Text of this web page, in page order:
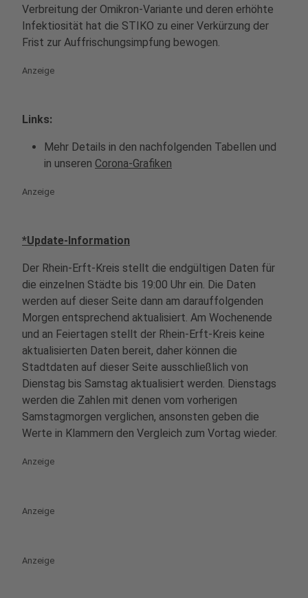
Verbreitung der Omikron-Variante und deren erhöhte
Infektiosität hat die STIKO zu einer Verkürzung der
Frist zur Auffrischungsimpfung bewogen.
Anzeige
Links:
Mehr Details in den nachfolgenden Tabellen und
in unseren Corona-Grafiken
Anzeige
*Update-Information
Der Rhein-Erft-Kreis stellt die endgültigen Daten für
die einzelnen Städte bis 19:00 Uhr ein. Die Daten
werden auf dieser Seite dann am darauffolgenden
Morgen entsprechend aktualisiert. Am Wochenende
und an Feiertagen stellt der Rhein-Erft-Kreis keine
aktualisierten Daten bereit, daher können die
Stadtdaten auf dieser Seite ausschließlich von
Dienstag bis Samstag aktualisiert werden. Dienstags
werden die Zahlen mit denen vom vorherigen
Samstagmorgen verglichen, ansonsten geben die
Werte in Klammern den Vergleich zum Vortag wieder.
Anzeige
Anzeige
Anzeige